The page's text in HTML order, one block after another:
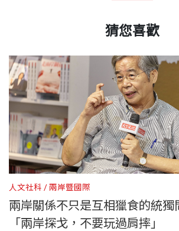
猜您喜歡
人文社科 兩岸暨國際
兩岸關係不只是互相獵食的統獨
「兩岸探戈，不要玩過肩摔」